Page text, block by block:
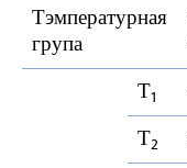
Тэмпературная
група
Т1
Т2